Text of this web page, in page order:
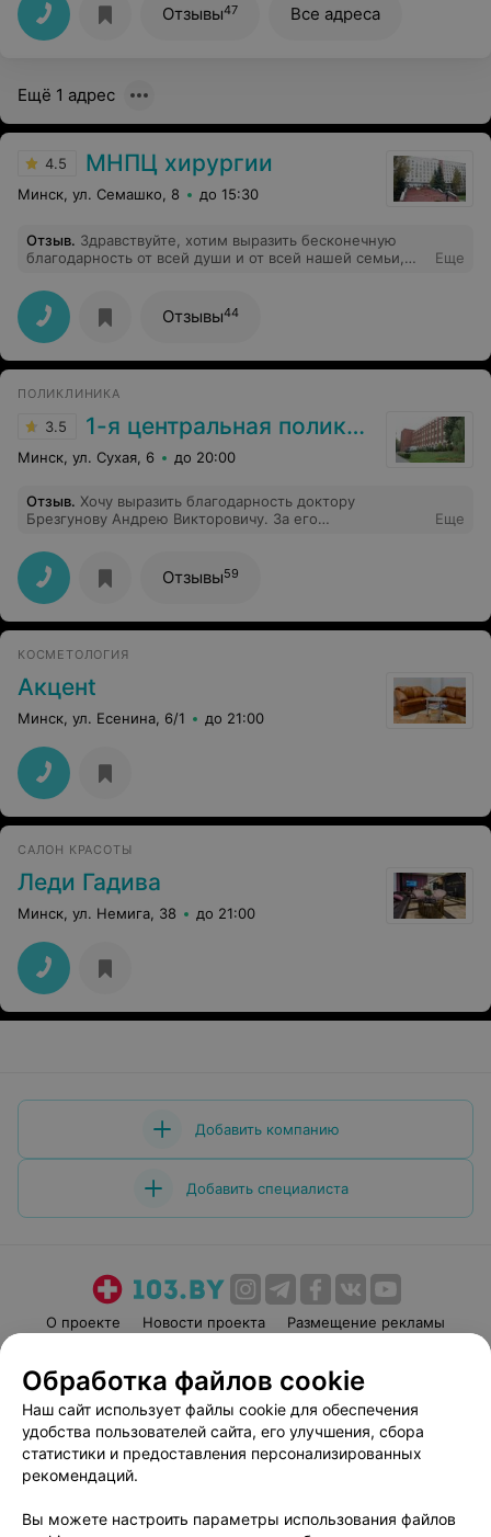
Отзывы47 Все адреса
Ещё 1 адрес
4.5 МНПЦ хирургии
Минск, ул. Семашко, 8 до 15:30
Отзыв. Здравствуйте, хотим выразить бесконечную
благодарность от всей души и от всей нашей семьи,
апреле 2022г., Климович Л. И., была проведена
сложнейшая операция по пересадке печени. Спасибо
большое за Ваш высокий профессионализм и
сплоченную работу. Вы подарили нашей маме жизнь!
Отдельное спасибо за поддержку и терпение к
что Вы есть!
Еще
Отзывы44
ПОЛИКЛИНИКА
3.5 1-я центральная поликлиника
Минск, ул. Сухая, 6 до 20:00
Отзыв. Хочу выразить благодарность доктору
Брезгунову Андрею Викторовичу. За его
оказание своевременной мед. помощи в лечении, за
поддержку и понимание в сложной ситуации. И
пожелать всего доброго в жизни: здоровья, радости,
успехов, счастья в жизни.
Еще
Отзывы59
КОСМЕТОЛОГИЯ
Акценt
Минск, ул. Есенина, 6/1 до 21:00
САЛОН КРАСОТЫ
Леди Гадива
Минск, ул. Немига, 38 до 21:00
Добавить компанию
Добавить специалиста
О проекте Новости проекта
Размещение рекламы
Пользовательское соглашение
Способы оплаты
Вакансии
Партнеры
Написать руководителю 103.by
Обработка файлов cookie
Наш сайт использует файлы cookie для обеспечения
удобства пользователей сайта, его улучшения, сбора
статистики и предоставления персонализированных
рекомендаций.
Вы можете настроить параметры использования файлов